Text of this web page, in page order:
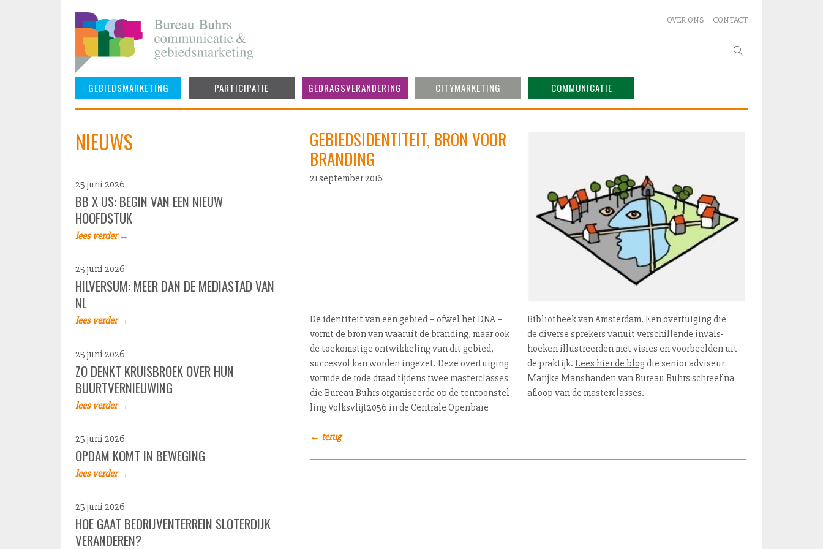
Skip
to
content
OVER ONS CONTACT
GEBIEDSMARKETING PARTICIPATIE GEDRAGSVERANDERING CITYMARKETING COMMUNICATIE
NIEUWS
25 juni 2026
BB X US: BEGIN VAN EEN NIEUW
HOOFDSTUK
lees verder →
25 juni 2026
HILVERSUM: MEER DAN DE MEDIASTAD VAN
NL
lees verder →
25 juni 2026
ZO DENKT KRUISBROEK OVER HUN
BUURTVERNIEUWING
lees verder →
25 juni 2026
OPDAM KOMT IN BEWEGING
lees verder →
25 juni 2026
HOE GAAT BEDRIJVENTERREIN SLOTERDIJK
VERANDEREN?
GEBIEDSIDENTITEIT, BRON VOOR
BRANDING
21 september 2016
De identiteit van een gebied – ofwel het DNA –
vormt de bron van waaruit de branding, maar ook
de toekomstige ont­wik­ke­ling van dit gebied,
succesvol kan worden ingezet. Deze overtuiging
vormde de rode draad tijdens twee mas­ter­clas­ses
die Bureau Buhrs or­ga­ni­seer­de op de ten­toon­stel­
ling Volks­vlijt2056 in de Centrale Openbare
Bibliotheek van Amsterdam. Een overtuiging die
de diverse sprekers vanuit ver­schil­len­de in­vals­
hoe­ken il­lu­streer­den met visies en voorbeelden uit
de praktijk. Lees hier de blog die senior adviseur
Marijke Manshanden van Bureau Buhrs schreef na
afloop van de mas­ter­clas­ses.
← terug